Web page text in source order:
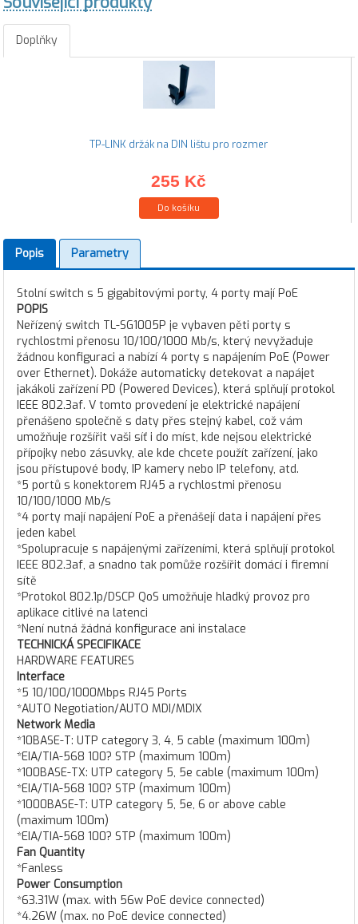
Doplňky
TP-LINK držák na DIN lištu pro rozmer
255 Kč
Do košíku
Popis Parametry
Stolní switch s 5 gigabitovými porty, 4 porty mají PoE
POPIS
Neřízený switch TL-SG1005P je vybaven pěti porty s
rychlostmi přenosu 10/100/1000 Mb/s, který nevyžaduje
žádnou konfiguraci a nabízí 4 porty s napájením PoE (Power
over Ethernet). Dokáže automaticky detekovat a napájet
jakákoli zařízení PD (Powered Devices), která splňují protokol
IEEE 802.3af. V tomto provedení je elektrické napájení
přenášeno společně s daty přes stejný kabel, což vám
umožňuje rozšířit vaši síť i do míst, kde nejsou elektrické
přípojky nebo zásuvky, ale kde chcete použít zařízení, jako
jsou přístupové body, IP kamery nebo IP telefony, atd.
*5 portů s konektorem RJ45 a rychlostmi přenosu
10/100/1000 Mb/s
*4 porty mají napájení PoE a přenášejí data i napájení přes
jeden kabel
*Spolupracuje s napájenými zařízeními, která splňují protokol
IEEE 802.3af, a snadno tak pomůže rozšířit domácí i firemní
sítě
*Protokol 802.1p/DSCP QoS umožňuje hladký provoz pro
aplikace citlivé na latenci
*Není nutná žádná konfigurace ani instalace
TECHNICKÁ SPECIFIKACE
HARDWARE FEATURES
Interface
*5 10/100/1000Mbps RJ45 Ports
*AUTO Negotiation/AUTO MDI/MDIX
Network Media
*10BASE-T: UTP category 3, 4, 5 cable (maximum 100m)
*EIA/TIA-568 100? STP (maximum 100m)
*100BASE-TX: UTP category 5, 5e cable (maximum 100m)
*EIA/TIA-568 100? STP (maximum 100m)
*1000BASE-T: UTP category 5, 5e, 6 or above cable
(maximum 100m)
*EIA/TIA-568 100? STP (maximum 100m)
Fan Quantity
*Fanless
Power Consumption
*63.31W (max. with 56w PoE device connected)
*4.26W (max. no PoE device connected)